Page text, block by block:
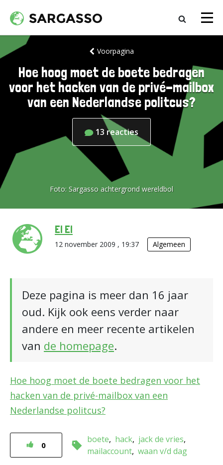
Voorpagina
Hoe hoog moet de boete bedragen
voor het hacken van de privé-mailbox
van een Nederlandse politcus?
13 reacties
Foto: Sargasso achtergrond wereldbol
El El
12 november 2009 , 19:37 Algemeen
Deze pagina is meer dan 16 jaar
oud. Kijk ook eens verder naar
andere en meer recente artikelen
van de homepage.
Hoe hoog moet de boete bedragen voor het
hacken van de privé-mailbox van een
Nederlandse politcus?
0
boete hack jack de vries
mailaccount waan v/d dag